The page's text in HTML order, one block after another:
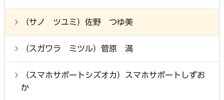
（サノ ツユミ）佐野 つゆ美
（スガワラ ミツル）菅原 満
（スマホサポートシズオカ）スマホサポートしずお
か